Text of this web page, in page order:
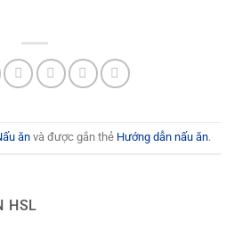
ănvà được gắn thẻ Hướng dẫn nấu ăn.
HSL